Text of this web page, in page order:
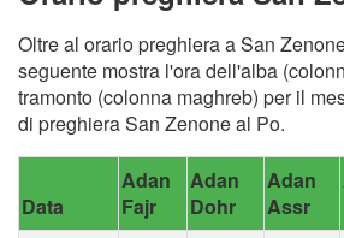
Oltre al orario preghiera a San
seguente mostra l'ora dell'alba
tramonto (colonna maghreb) per il
di preghiera San Zenone al Po.
Data
Adan
Fajr
Adan
Dohr
Adan
Assr